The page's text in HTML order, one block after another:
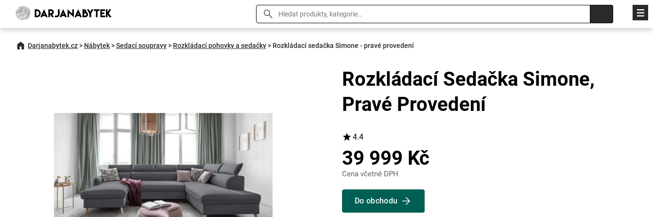
Darjanabytek.cz> Nábytek>Sedací soupravy> Rozkládací pohovky a sedačky> Rozkládací sedačka Simone - pravé provedení
Rozkládací Sedačka Simone,
Pravé Provedení
4.4
39 999 Kč
Cena včetně DPH
Do obchodu